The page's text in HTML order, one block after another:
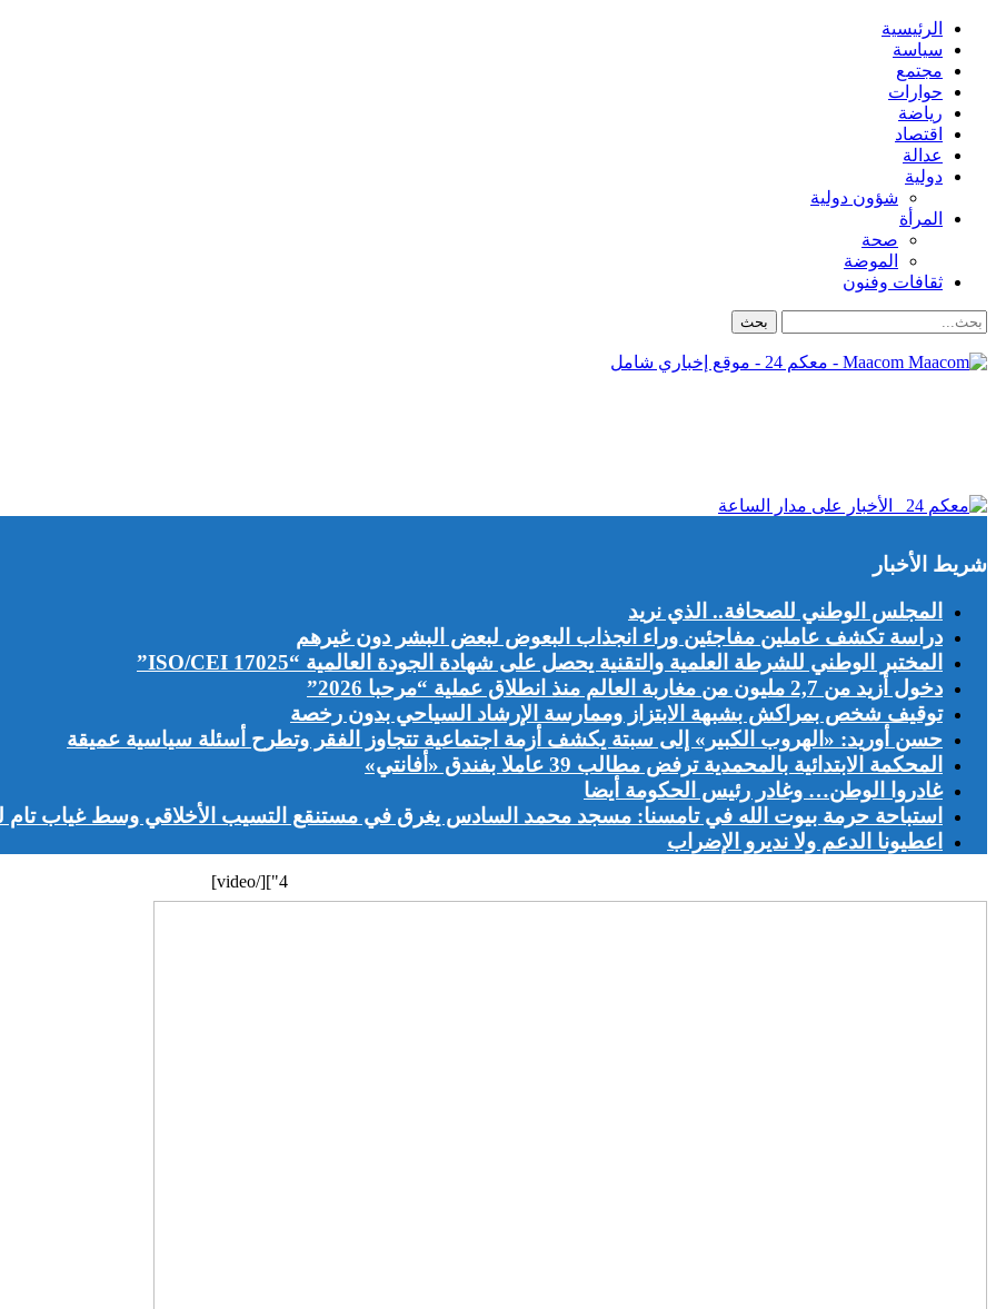
الرئيسية
سياسة
مجتمع
حوارات
رياضة
اقتصاد
عدالة
دولية
شؤون دولية
المرأة
صحة
الموضة
ثقافات وفنون
Maacom - معكم 24 - موقع إخباري شامل
شريط الأخبار
المجلس الوطني للصحافة.. الذي نريد
دراسة تكشف عاملين مفاجئين وراء انجذاب البعوض لبعض البشر دون غيرهم
المختبر الوطني للشرطة العلمية والتقنية يحصل على شهادة الجودة العالمية “ISO/CEI 17025”
دخول أزيد من 2,7 مليون من مغاربة العالم منذ انطلاق عملية “مرحبا 2026”
توقيف شخص بمراكش بشبهة الابتزاز وممارسة الإرشاد السياحي بدون رخصة
حسن أوريد: «الهروب الكبير» إلى سبتة يكشف أزمة اجتماعية تتجاوز الفقر وتطرح أسئلة سياسية عميقة
المحكمة الابتدائية بالمحمدية ترفض مطالب 39 عاملا بفندق «أفانتي»
غادروا الوطن… وغادر رئيس الحكومة أيضا
استباحة حرمة بيوت الله في تامسنا: مسجد محمد السادس يغرق في مستنقع التسيب الأخلاقي وسط غياب تام
اعطيونا الدعم ولا نديرو الإضراب
4"][/video]